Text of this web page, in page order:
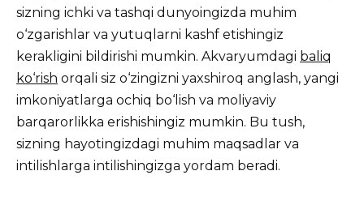
sizning ichki va tashqi dunyoingizda muhim
o‘zgarishlar va yutuqlarni kashf etishingiz
kerakligini bildirishi mumkin. Akvaryumdagi baliq
ko‘rish orqali siz o‘zingizni yaxshiroq anglash, yangi
imkoniyatlarga ochiq bo‘lish va moliyaviy
barqarorlikka erishishingiz mumkin. Bu tush,
sizning hayotingizdagi muhim maqsadlar va
intilishlarga intilishingizga yordam beradi.